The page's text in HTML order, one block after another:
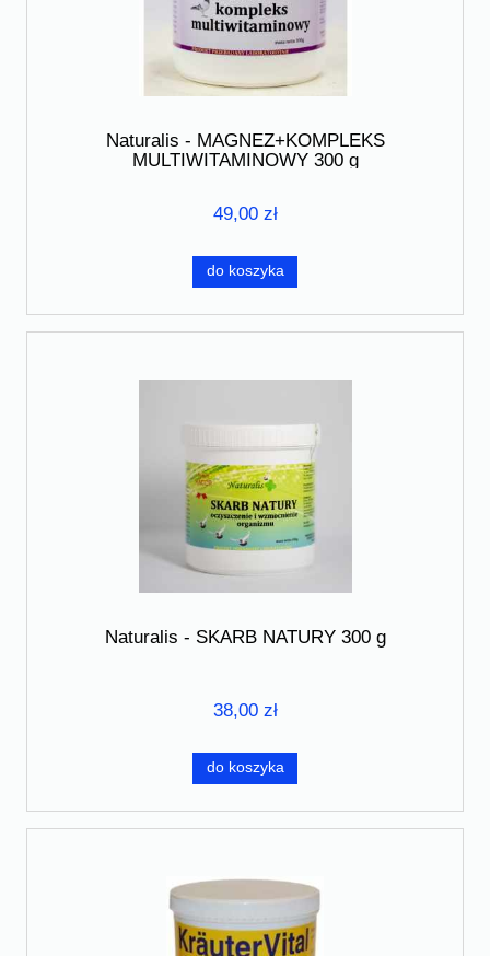
Naturalis - MAGNEZ+KOMPLEKS
MULTIWITAMINOWY 300 g
49,00 zł
do koszyka
Naturalis - SKARB NATURY 300 g
38,00 zł
do koszyka